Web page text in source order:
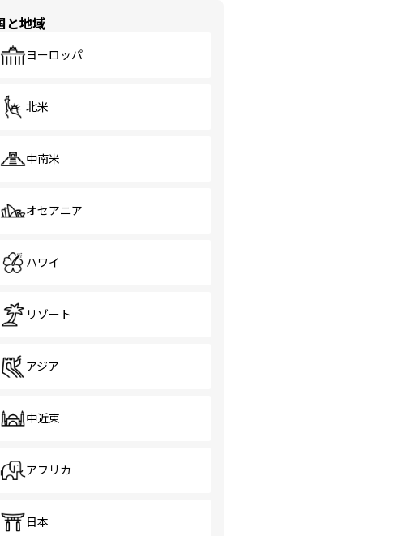
と地域
ヨーロッパ
北米
中南米
オセアニア
ハワイ
リゾート
アジア
中近東
アフリカ
日本